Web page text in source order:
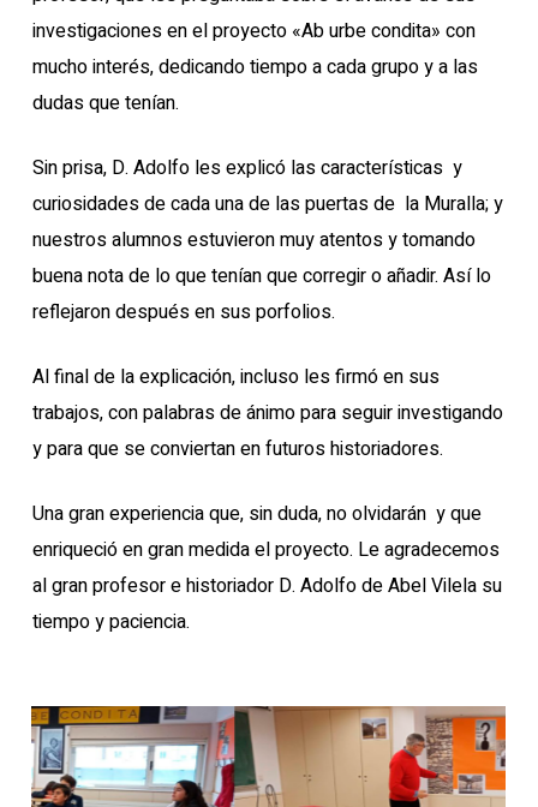
investigaciones en el proyecto «Ab urbe condita» con
mucho interés, dedicando tiempo a cada grupo y a las
dudas que tenían.
Sin prisa, D. Adolfo les explicó las características y
curiosidades de cada una de las puertas de la Muralla; y
nuestros alumnos estuvieron muy atentos y tomando
buena nota de lo que tenían que corregir o añadir. Así lo
reflejaron después en sus porfolios.
Al final de la explicación, incluso les firmó en sus
trabajos, con palabras de ánimo para seguir investigando
y para que se conviertan en futuros historiadores.
Una gran experiencia que, sin duda, no olvidarán y que
enriqueció en gran medida el proyecto. Le agradecemos
al gran profesor e historiador D. Adolfo de Abel Vilela su
tiempo y paciencia.